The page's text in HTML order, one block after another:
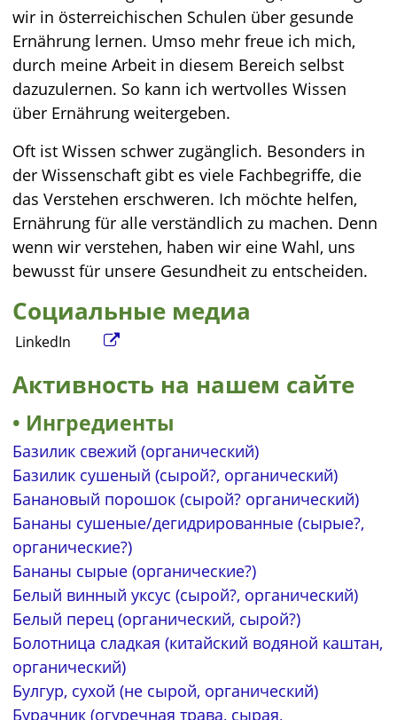
wir in österreichischen Schulen über gesunde
Ernährung lernen. Umso mehr freue ich mich,
durch meine Arbeit in diesem Bereich selbst
dazuzulernen. So kann ich wertvolles Wissen
über Ernährung weitergeben.
Oft ist Wissen schwer zugänglich. Besonders in
der Wissenschaft gibt es viele Fachbegriffe, die
das Verstehen erschweren. Ich möchte helfen,
Ernährung für alle verständlich zu machen. Denn
wenn wir verstehen, haben wir eine Wahl, uns
bewusst für unsere Gesundheit zu entscheiden.
Социальные медиа
LinkedIn
Активность на нашем сайте
Ингредиенты
Базилик свежий (органический)
Базилик сушеный (сырой?, органический)
Банановый порошок (сырой? органический)
Бананы сушеные/дегидрированные (сырые?,
органические?)
Бананы сырые (органические?)
Белый винный уксус (сырой?, органический)
Белый перец (органический, сырой?)
Болотница сладкая (китайский водяной каштан,
органический)
Булгур, сухой (не сырой, органический)
Бурачник (огуречная трава, сырая,